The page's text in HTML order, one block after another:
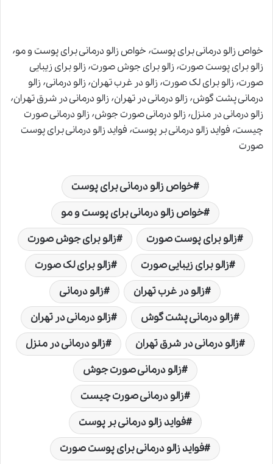
خواص زالو درمانی برای پوست٬ خواص زالو درمانی برای پوست و مو٬
زالو برای پوست صورت٬ زالو برای جوش صورت٬ زالو برای زیبایی
صورت٬ زالو برای لک صورت٬ زالو در غرب تهران٬ زالو درمانی٬ زالو
درمانی پشت گوش٬ زالو درمانی در تهران٬ زالو درمانی در شرق تهران٬
زالو درمانی در منزل٬ زالو درمانی صورت جوش٬ زالو درمانی صورت
چیست٬ فواید زالو درمانی بر پوست٬ فواید زالو درمانی برای پوست
صورت
خواص زالو درمانی برای پوست
خواص زالو درمانی برای پوست و مو
زالو برای پوست صورت
زالو برای جوش صورت
زالو برای زیبایی صورت
زالو برای لک صورت
زالو در غرب تهران
زالو درمانی
زالو درمانی پشت گوش
زالو درمانی در تهران
زالو درمانی در شرق تهران
زالو درمانی در منزل
زالو درمانی صورت جوش
زالو درمانی صورت چیست
فواید زالو درمانی بر پوست
فواید زالو درمانی برای پوست صورت